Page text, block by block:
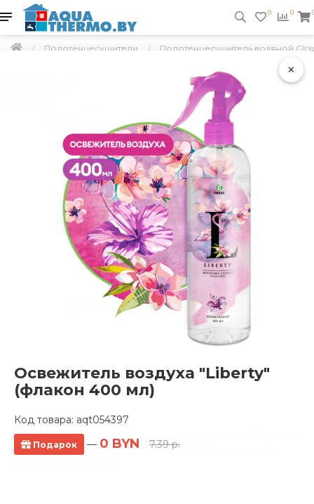
×
Освежитель воздуха "Liberty"
(флакон 400 мл)
Код товара: aqt054397
Подарок — 0 BYN 7.39 р.
0 0
Полотенцесушители Полотенцесушитель водяной
Полотенцесушитель водяной Gloss &
Reiter Raduga 500х600/5 1" нижнее